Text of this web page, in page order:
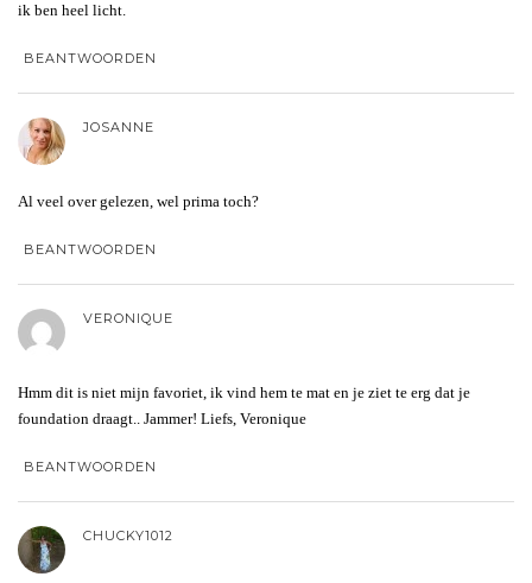
ik ben heel licht.
BEANTWOORDEN
JOSANNE
Al veel over gelezen, wel prima toch?
BEANTWOORDEN
VERONIQUE
Hmm dit is niet mijn favoriet, ik vind hem te mat en je ziet te erg dat je
foundation draagt.. Jammer! Liefs, Veronique
BEANTWOORDEN
CHUCKY1012